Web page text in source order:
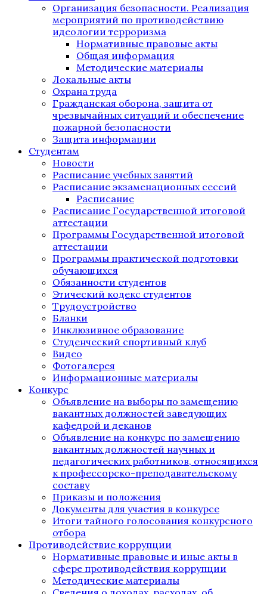
Организация безопасности. Реализация
мероприятий по противодействию
идеологии терроризма
Нормативные правовые акты
Общая информация
Методические материалы
Локальные акты
Охрана труда
Гражданская оборона, защита от
чрезвычайных ситуаций и обеспечение
пожарной безопасности
Защита информации
Студентам
Новости
Расписание учебных занятий
Расписание экзаменационных сессий
Расписание
Расписание Государственной итоговой
аттестации
Программы Государственной итоговой
аттестации
Программы практической подготовки
обучающихся
Обязанности студентов
Этический кодекс студентов
Трудоустройство
Бланки
Инклюзивное образование
Студенческий спортивный клуб
Видео
Фотогалерея
Информационные материалы
Конкурс
Объявление на выборы по замещению
вакантных должностей заведующих
кафедрой и деканов
Объявление на конкурс по замещению
вакантных должностей научных и
педагогических работников, относящихся
к профессорско-преподавательскому
составу
Приказы и положения
Документы для участия в конкурсе
Итоги тайного голосования конкурсного
отбора
Противодействие коррупции
Нормативные правовые и иные акты в
сфере противодействия коррупции
Методические материалы